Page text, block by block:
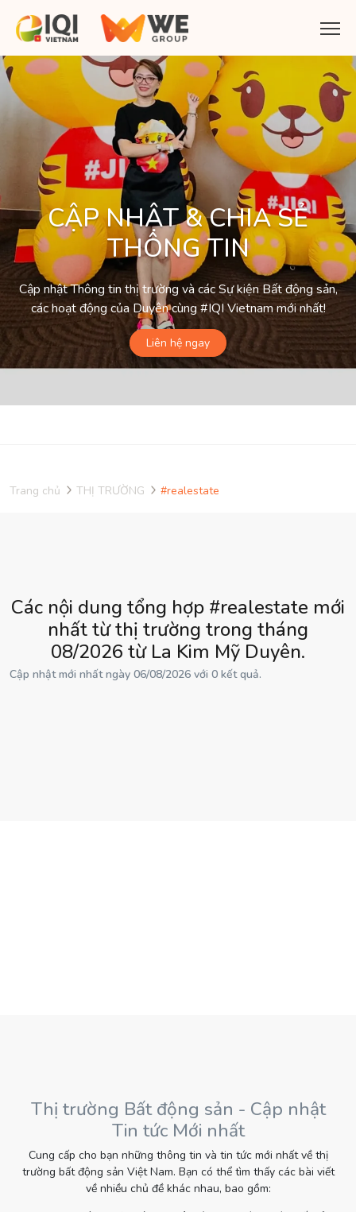
CẬP NHẬT & CHIA SẺ
THÔNG TIN
Cập nhật Thông tin thị trường và các Sự kiện Bất động sản,
các hoạt động của Duyên cùng #IQI Vietnam mới nhất!
Liên hệ ngay
Trang chủ THỊ TRƯỜNG #realestate
Các nội dung tổng hợp #realestate mới
nhất từ thị trường trong tháng
08/2026 từ La Kim Mỹ Duyên.
Cập nhật mới nhất ngày 06/08/2026 với 0 kết quả.
Thị trường Bất động sản - Cập nhật
Tin tức Mới nhất
Cung cấp cho bạn những thông tin và tin tức mới nhất về thị
trường bất động sản Việt Nam. Bạn có thể tìm thấy các bài viết
về nhiều chủ đề khác nhau, bao gồm: